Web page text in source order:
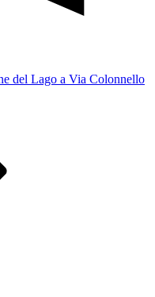
del Lago a Via Colonnello